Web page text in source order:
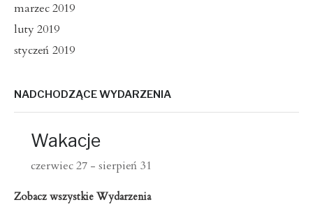
marzec 2019
luty 2019
styczeń 2019
NADCHODZĄCE WYDARZENIA
Wakacje
czerwiec 27 - sierpień 31
Zobacz wszystkie Wydarzenia